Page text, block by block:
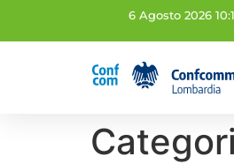
6 Agosto 2026